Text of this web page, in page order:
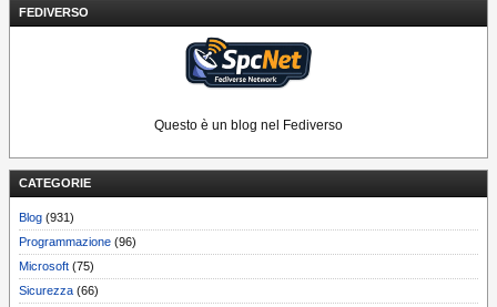
FEDIVERSO
Questo è un blog nel Fediverso
CATEGORIE
Blog (931)
Programmazione (96)
Microsoft (75)
Sicurezza (66)